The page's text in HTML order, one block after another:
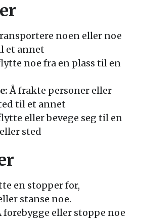
noen eller noe
et annet
noe fra en plass til en
Å frakte personer eller
til et annet
eller bevege seg til en
sted
en stopper for,
stanse noe.
forebygge eller stoppe noe